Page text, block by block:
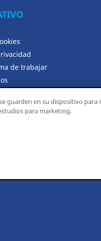
de trabajar
guarden en su dispositivo para
para marketing.